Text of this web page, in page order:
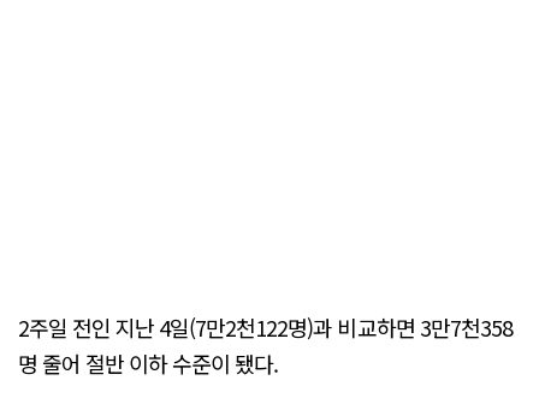
2주일 전인 지난 4일(7만2천122명)과 비교하면 3만7천358
명 줄어 절반 이하 수준이 됐다.